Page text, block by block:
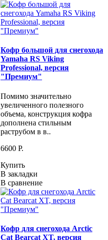
Кофр большой для снегохода
Yamaha RS Viking
Professional, версия
"Премиум"
Помимо значительно
увеличенного полезного
объема, конструкция кофра
дополнена стильным
раструбом в в..
6600 P.
Купить
В закладки
В сравнение
Кофр для снегохода Arctic
Cat Bearcat XT, версия